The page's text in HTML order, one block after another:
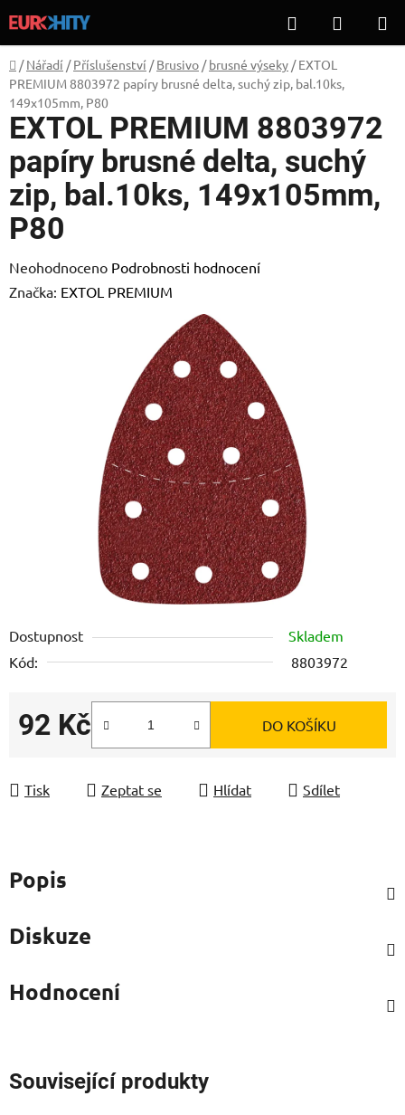
na
obsah
Hledat
KOŠÍK
Domů
/ Nářadí / Příslušenství / Brusivo / brusné výseky / EXTOL
PREMIUM 8803972 papíry brusné delta, suchý zip, bal.10ks,
149x105mm, P80
Dostupnost
Skladem
Kód:
8803972
92 Kč
Měrná cena:
DO KOŠÍKU
Tisk Zeptat se Hlídat Sdílet
EXTOL PREMIUM 8803972
papíry brusné delta, suchý
zip, bal.10ks, 149x105mm,
P80
Průměrné
hodnocení
Neohodnoceno Podrobnosti hodnocení
Značka: EXTOL PREMIUM
Popis
Diskuze
Hodnocení
Související produkty